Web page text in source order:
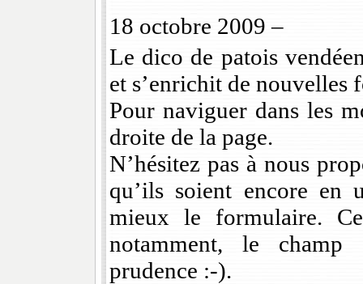
18 octobre 2009 –
Le dico de patois
et s’enrichit de nouvelles
Pour naviguer dans les
droite de la page.
N’hésitez pas à nous
qu’ils soient encore en
mieux le formulaire.
notamment, le
prudence :-).